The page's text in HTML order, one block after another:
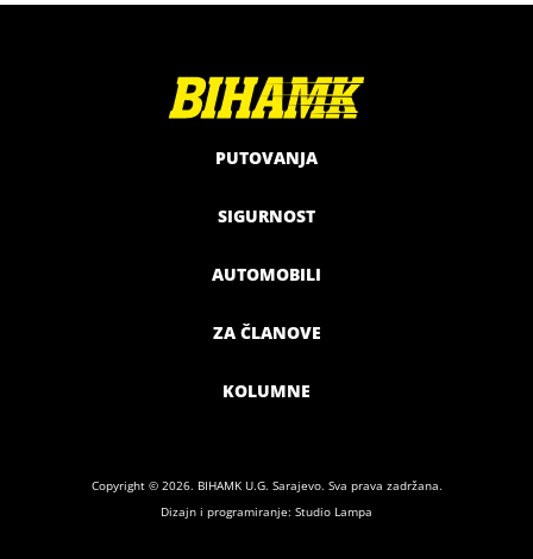
PUTOVANJA
SIGURNOST
AUTOMOBILI
ZA ČLANOVE
KOLUMNE
Copyright © 2026. BIHAMK U.G. Sarajevo. Sva prava zadržana.
Dizajn i programiranje: Studio Lampa